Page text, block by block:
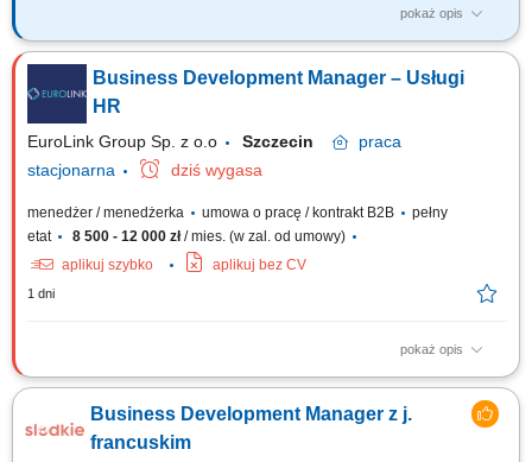
pokaż opis
Zadania, które na Ciebie czekają: Pozyskiwanie nowych klientów i
aktywne rozwijanie sprzedaży usług w obszarach SDx oraz
Cybersecurity; Samodzielne prowadzenie pełnego procesu sprzedaży –
od prospektingu i identyfikacji potrzeb, przez spotkania i prezentacje, aż
po negocjacje i...
Business Development Manager – Usługi
HR
EuroLink Group Sp. z o.o Szczecin
praca
stacjonarna
dziś wygasa
menedżer / menedżerka umowa o pracę / kontrakt B2B
pełny
etat
8 500 - 12 000 zł/ mies. (w zal. od umowy)
aplikuj szybko
aplikuj bez CV
1 dni
pokaż opis
Opis stanowiska Rozwijanie sprzedaży usług HR poprzez aktywne
pozyskiwanie klientów biznesowych. Nawiązywanie kontaktów z firmami
poszukującymi wsparcia w zakresie rekrutacji, outsourcingu oraz
pracowników tymczasowych. Identyfikowanie potrzeb klientów i
Business Development Manager z j.
francuskim